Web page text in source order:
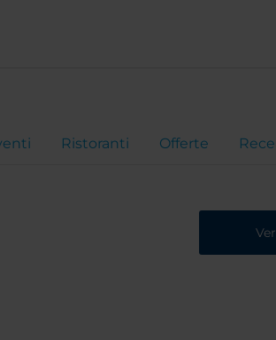
Ristoranti Offerte